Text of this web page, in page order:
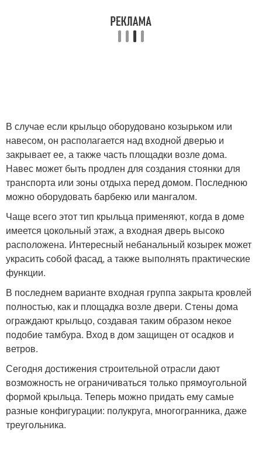
В случае если крыльцо оборудовано козырьком или
навесом, он располагается над входной дверью и
закрывает ее, а также часть площадки возле дома.
Навес может быть продлен для создания стоянки для
транспорта или зоны отдыха перед домом. Последнюю
можно оборудовать барбекю или мангалом.
Чаще всего этот тип крыльца применяют, когда в доме
имеется цокольный этаж, а входная дверь высоко
расположена. Интересный небанальный козырек может
украсить собой фасад, а также выполнять практические
функции.
В последнем варианте входная группа закрыта кровлей
полностью, как и площадка возле двери. Стены дома
ограждают крыльцо, создавая таким образом некое
подобие тамбура. Вход в дом защищен от осадков и
ветров.
Сегодня достижения строительной отрасли дают
возможность не ограничиваться только прямоугольной
формой крыльца. Теперь можно придать ему самые
разные конфигурации: полукруга, многогранника, даже
треугольника.